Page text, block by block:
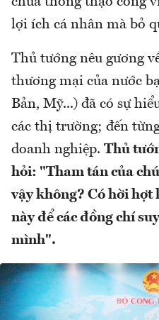
lợi ích cá nhân mà bỏ
Thủ tướng nêu gương
thương mại của nước
Bản, Mỹ...) đã có sự
các thị trường; đến
doanh nghiệp. Thủ
hỏi: "Tham tán của
vậy không? Có hời
này để các đồng chí
mình".